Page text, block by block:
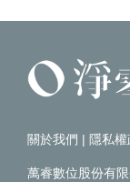
關於我們 | 隱私
萬睿數位股份有限